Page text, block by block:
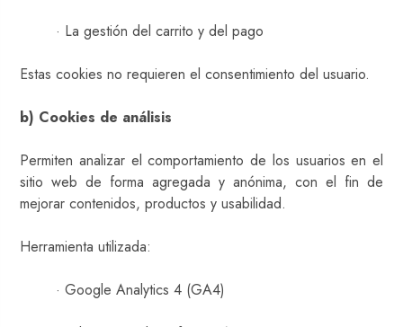
· La gestión del carrito y del pago
Estas cookies no requieren el consentimiento del usuario.
b) Cookies de análisis
Permiten analizar el comportamiento de los usuarios en el
sitio web de forma agregada y anónima, con el fin de
mejorar contenidos, productos y usabilidad.
Herramienta utilizada:
· Google Analytics 4 (GA4)